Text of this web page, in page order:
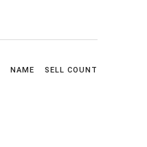
NAME SELL COUNT